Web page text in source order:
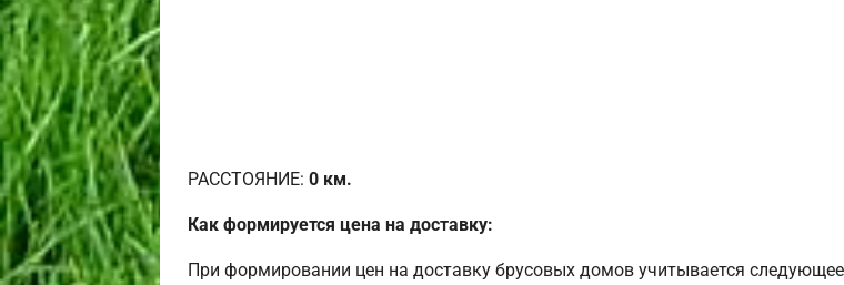
РАССТОЯНИЕ: 0 км.
Как формируется цена на доставку:
При формировании цен на доставку брусовых домов учитывается